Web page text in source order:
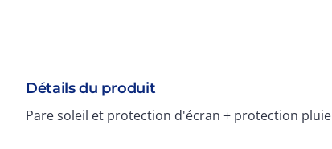
Détails du produit
Pare soleil et protection d'écran + protection pluie